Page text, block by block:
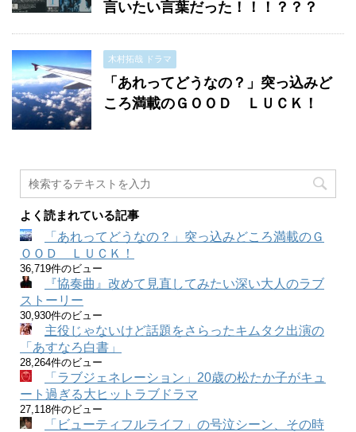
言いたい言葉だった！！！？？？
木村拓哉 ドラマ
「あれってどうなの？」突っ込みど
ころ満載のＧＯＯＤ ＬＵＣＫ！
よく読まれている記事
「あれってどうなの？」突っ込みどころ満載のＧ
ＯＯＤ ＬＵＣＫ！
36,719件のビュー
『協奏曲』改めて見直してみたい深い大人のラブ
ストーリー
30,930件のビュー
主役じゃないけど話題をさらったキムタク出演の
「あすなろ白書」
28,264件のビュー
「ラブジェネレーション」20歳の松たか子がキュ
ート過ぎる大ヒットラブドラマ
27,118件のビュー
「ビューティフルライフ」の号泣シーン、その時